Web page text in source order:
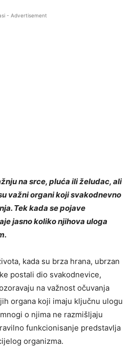
- Advertisement
na srce, pluća ili želudac, ali
važni organi koji svakodnevno
Tek kada se pojave
jasno koliko njihova uloga
kada su brza hrana, ubrzan
postali dio svakodnevice,
na važnost očuvanja
organa koji imaju ključnu ulogu
o njima ne razmišljaju
funkcionisanje predstavlja
organizma.